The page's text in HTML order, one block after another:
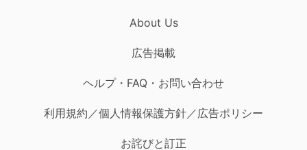
About Us
広告掲載
ヘルプ・FAQ・お問い合わせ
利用規約／個人情報保護方針／広告ポリシー
お詫びと訂正